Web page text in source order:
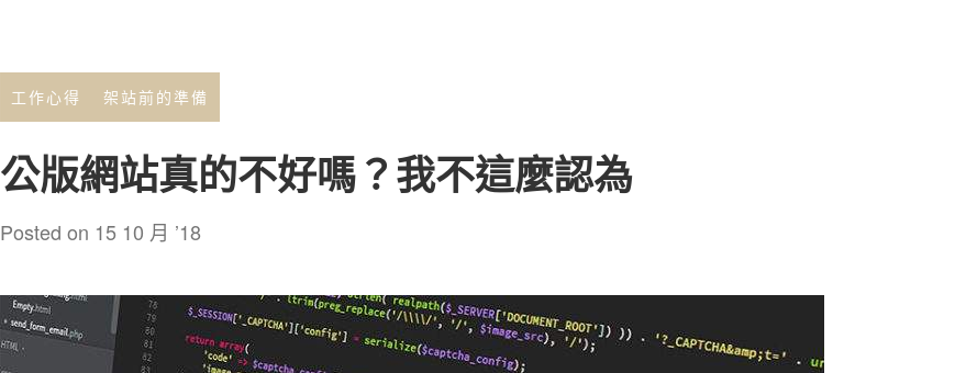
工作心得 架站前的準備
公版網站真的不好嗎？我不這麼認為
Posted on 15 10 月 ’18